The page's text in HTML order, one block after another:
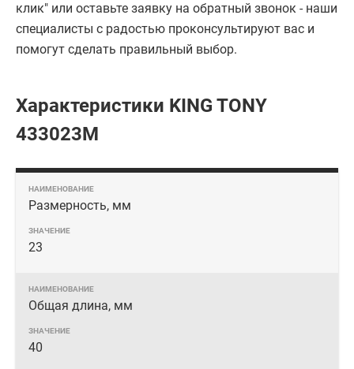
клик" или оставьте заявку на обратный звонок - наши
специалисты с радостью проконсультируют вас и
помогут сделать правильный выбор.
Характеристики KING TONY
433023M
Размерность, мм
23
Общая длина, мм
40